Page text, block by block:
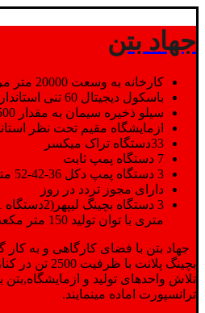
جهاد بتن
کارخانه به وسعت 20000 متر مربع
باسکول دیجیتال 60 تنی استاندارد
سیلو ذخیره سیمان به مقدار 2500تن
ازمایشگاه مقیم تحت نظر
33دستگاه تراک میکسر
7 دستگاه پمپ ثابت
3 دستگاه پمپ دکل 36-42-52 متری
دارای مجوز تردد در روز
متری با توان تولید 150 متر مکعب در ساعت)
جهاد بتن با فضای کارگاهی و به
بچینگ پلانت با
تلاش واحدهای تولید و ازمایشگاه,بتن
ترانسپورت اماده مینمایند.